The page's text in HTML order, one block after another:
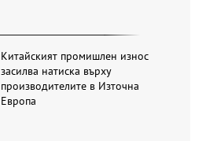
Китайският промишлен износ
засилва натиска върху
производителите в Източна
Европа